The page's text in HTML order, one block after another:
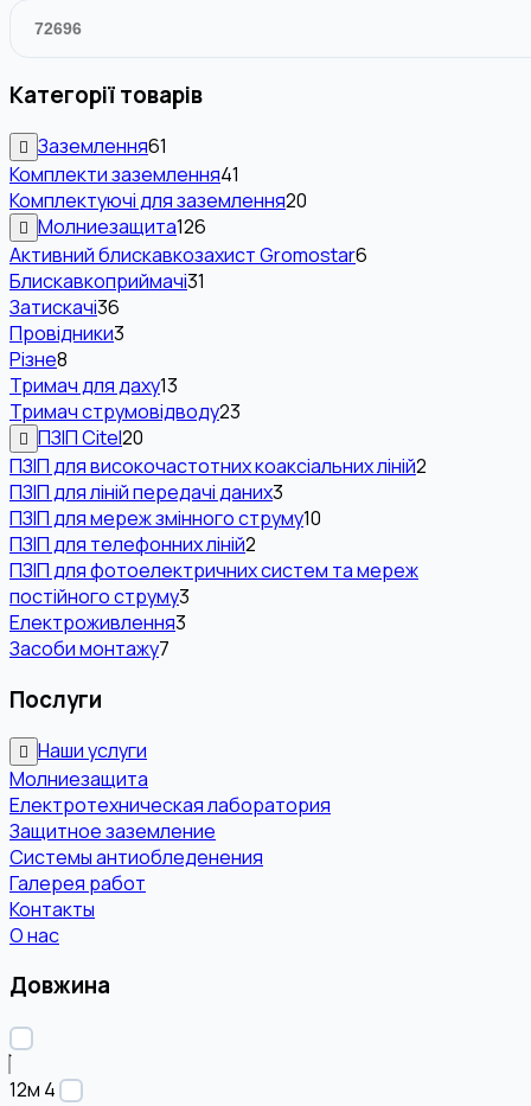
Категорії товарів
Заземлення61
Комплекти заземлення41
Комплектуючі для заземлення20
Молниезащита126
Активний блискавкозахист Gromostar6
Блискавкоприймачі31
Затискачі36
Провідники3
Різне8
Тримач для даху13
Тримач струмовідводу23
ПЗІП Citel20
ПЗІП для високочастотних коаксіальних ліній2
ПЗІП для ліній передачі даних3
ПЗІП для мереж змінного струму10
ПЗІП для телефонних ліній2
ПЗІП для фотоелектричних систем та мереж
постійного струму3
Електроживлення3
Засоби монтажу7
Послуги
Наши услуги
Молниезащита
Електротехническая лаборатория
Защитное заземление
Системы антиобледенения
Галерея работ
Контакты
О нас
Довжина
12м 4